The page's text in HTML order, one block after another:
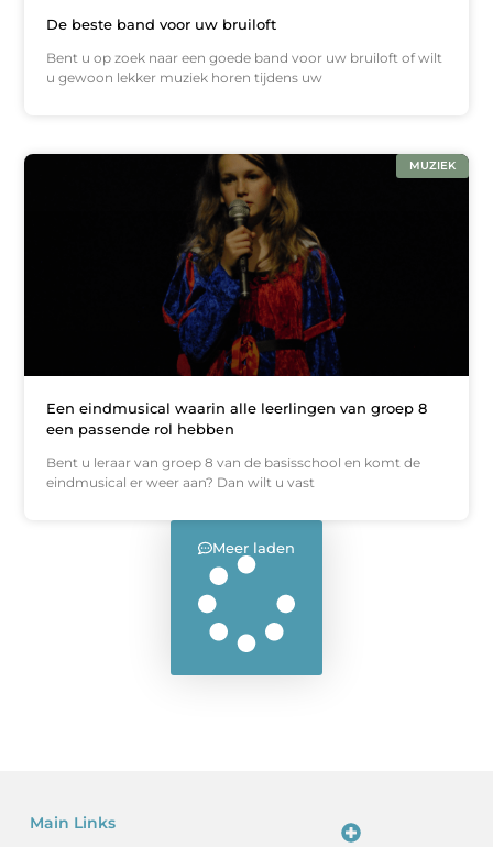
De beste band voor uw bruiloft
Bent u op zoek naar een goede band voor uw bruiloft of wilt
u gewoon lekker muziek horen tijdens uw
MUZIEK
Een eindmusical waarin alle leerlingen van groep 8
een passende rol hebben
Bent u leraar van groep 8 van de basisschool en komt de
eindmusical er weer aan? Dan wilt u vast
Meer laden
Main Links